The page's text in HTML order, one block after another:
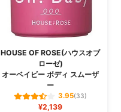
HOUSE OF ROSE(ハウスオブ
ローゼ)
オーベイビー ボディ スムーザ
ー
3.95(33)
¥2,139